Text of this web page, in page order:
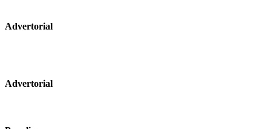
Advertorial
Advertorial